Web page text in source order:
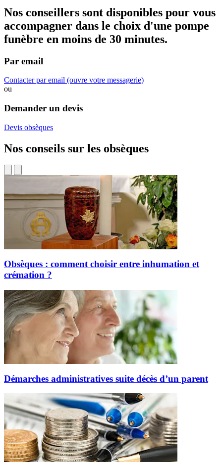
Nos conseillers sont disponibles pour vous
accompagner dans le choix d'une pompe
funèbre en moins de 30 minutes.
Par email
Contacter par email (ouvre votre messagerie)
ou
Demander un devis
Devis obsèques
Nos conseils sur les obsèques
Obsèques : comment choisir entre inhumation et
crémation ?
Démarches administratives suite décès d’un parent